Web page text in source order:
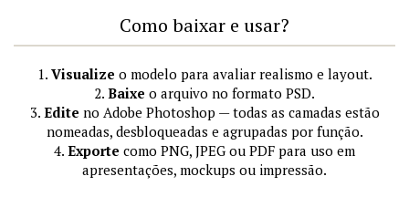
Como baixar e usar?
1. Visualize o modelo para avaliar realismo e layout.
2. Baixe o arquivo no formato PSD.
3. Edite no Adobe Photoshop — todas as camadas estão
nomeadas, desbloqueadas e agrupadas por função.
4. Exporte como PNG, JPEG ou PDF para uso em
apresentações, mockups ou impressão.